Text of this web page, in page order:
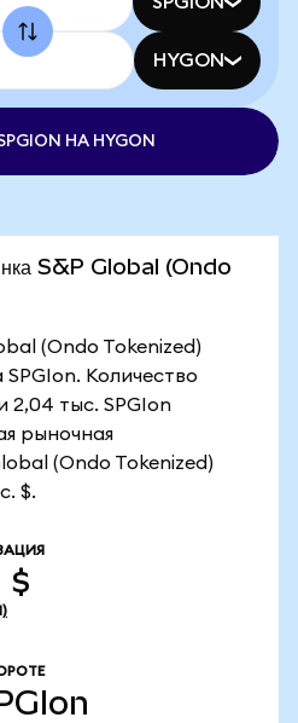
HYGON
НА HYGON
S&P Global (Ondo
(Ondo Tokenized)
SPGIon. Количество
2,04 тыс. SPGIon
рыночная
(Ondo Tokenized)
$.
$